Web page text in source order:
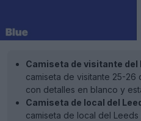
Camiseta de visitante del
camiseta de visitante 25-26
con detalles en blanco y
Camiseta de local del
camiseta de local del